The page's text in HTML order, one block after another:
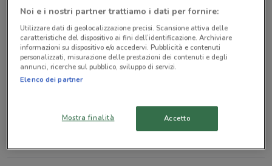
© MapTiler © OpenStreetMap contributors
Viale Ippocrate 56 Roma
Via Costantino Corvisieri, 2/A Roma
Noi e i nostri partner trattiamo i dati per fornire:
Utilizzare dati di geolocalizzazione precisi. Scansione attiva delle
caratteristiche del dispositivo ai fini dell’identificazione. Archiviare
informazioni su dispositivo e/o accedervi. Pubblicità e contenuti
personalizzati, misurazione delle prestazioni dei contenuti e degli
annunci, ricerche sul pubblico, sviluppo di servizi.
Elenco dei partner
Mostra finalità Accetto